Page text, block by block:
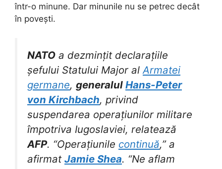
într-o minune. Dar minunile nu se petrec decât
în povești.
NATO a dezmințit declarațiile
șefului Statului Major al Armatei
germane, generalul Hans-Peter
von Kirchbach, privind
suspendarea operațiunilor militare
împotriva Iugoslaviei, relatează
AFP. “Operațiunile continuă,” a
afirmat Jamie Shea. “Ne aflam